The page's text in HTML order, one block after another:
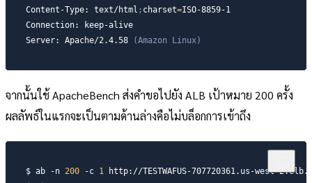
Content-Type: text/html ; charset=ISO-8859-1
Connection: keep-alive
Server: Apache/2.4.58
(Amazon Linux)
จากนั้นใช้ ApacheBench ส่งคำขอไปยัง ALB เป้าหมาย 200 ครั้ง
ผลลัพธ์ในแรกจะเป็นตามด้านล่างคือไม่บล็อกการเข้าถึง
$ ab -n 200 -c 1